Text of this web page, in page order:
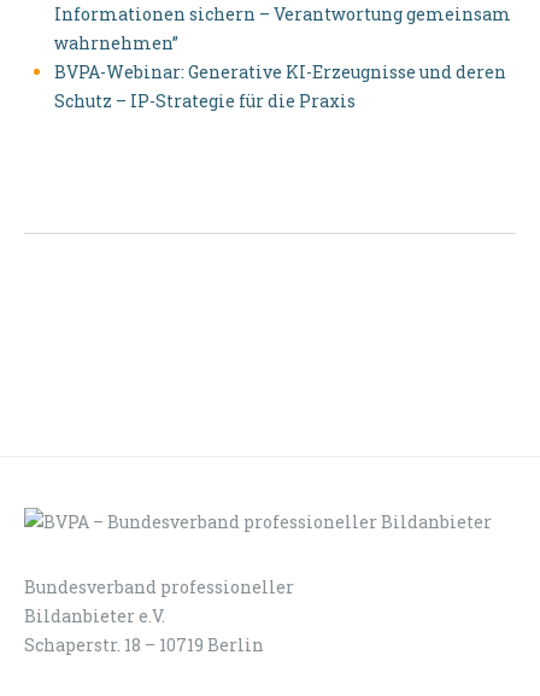
Informationen sichern – Verantwortung gemeinsam
wahrnehmen”
BVPA-Webinar: Generative KI-Erzeugnisse und deren
Schutz – IP-Strategie für die Praxis
Bundesverband professioneller
Bildanbieter e.V.
Schaperstr. 18 – 10719 Berlin